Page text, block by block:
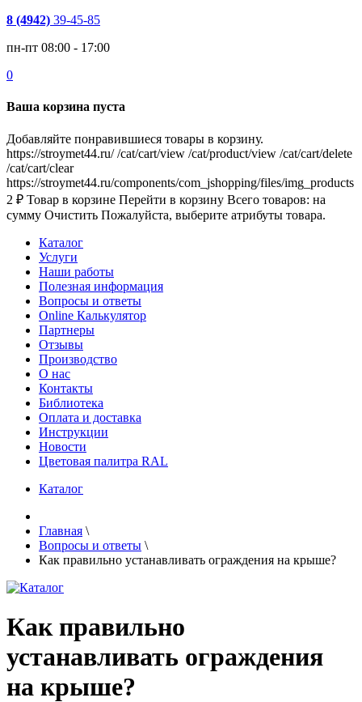
8 (4942) 39-45-85
пн-пт 08:00 - 17:00
0
Ваша корзина пуста
Добавляйте понравившиеся товары в корзину.
https://stroymet44.ru/ /cat/cart/view /cat/product/view /cat/cart/delete
/cat/cart/clear
https://stroymet44.ru/components/com_jshopping/files/img_products
2 ₽ Товар в корзине Перейти в корзину Всего товаров: на
сумму Очистить Пожалуйста, выберите атрибуты товара.
Каталог
Услуги
Наши работы
Полезная информация
Вопросы и ответы
Online Калькулятор
Партнеры
Отзывы
Производство
О нас
Контакты
Библиотека
Оплата и доставка
Инструкции
Новости
Цветовая палитра RAL
Каталог
Главная \
Вопросы и ответы \
Как правильно устанавливать ограждения на крыше?
Как правильно
устанавливать ограждения
на крыше?